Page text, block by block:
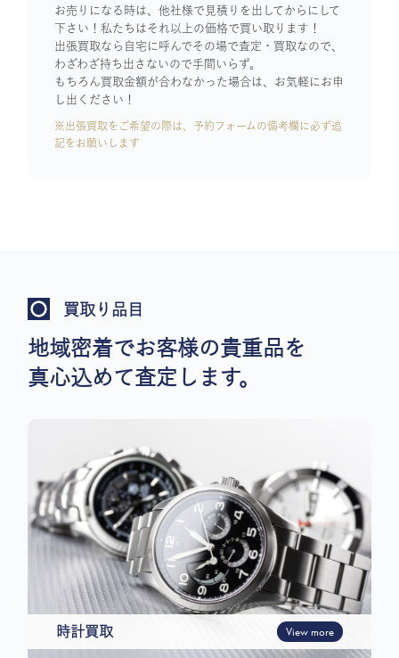
お売りになる時は、他社様で見積りを出してからにして
下さい！私たちはそれ以上の価格で買い取ります！
出張買取なら自宅に呼んでその場で査定・買取なので、
わざわざ持ち出さないので手間いらず。
もちろん買取金額が合わなかった場合は、お気軽にお申
し出ください！
※出張買取をご希望の際は、予約フォームの備考欄に必ず追
記をお願いします
買取り品目
地域密着でお客様の貴重品を
真心込めて査定します。
時計買取 View more